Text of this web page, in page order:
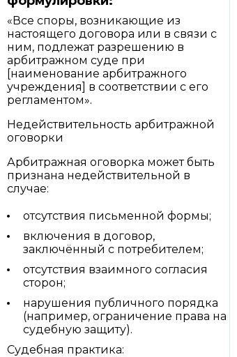
«Все споры, возникающие из
настоящего договора или в связи с
ним, подлежат разрешению в
арбитражном суде при
[наименование арбитражного
учреждения] в соответствии с его
регламентом».
Недействительность арбитражной
оговорки
Арбитражная оговорка может быть
признана недействительной в
случае:
отсутствия письменной формы;
включения в договор,
заключённый с потребителем;
отсутствия взаимного согласия
сторон;
нарушения публичного порядка
(например, ограничение права на
судебную защиту).
Судебная практика: